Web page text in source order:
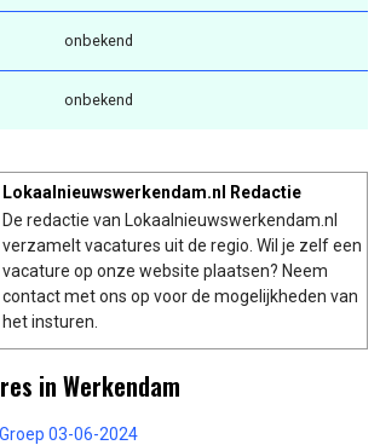
onbekend
onbekend
Lokaalnieuwswerkendam.nl Redactie
De redactie van Lokaalnieuwswerkendam.nl
verzamelt vacatures uit de regio. Wil je zelf een
vacature op onze website plaatsen? Neem
contact met ons op voor de mogelijkheden van
het insturen.
in Werkendam
03-06-2024